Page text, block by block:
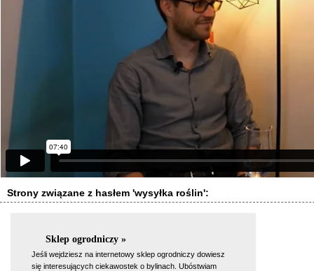
Strony związane z hasłem 'wysyłka roślin':
Sklep ogrodniczy »
Jeśli wejdziesz na internetowy sklep ogrodniczy dowiesz
się interesujących ciekawostek o bylinach. Ubóstwiam